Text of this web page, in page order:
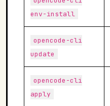
env-install
opencode-cli
update
opencode-cli
apply